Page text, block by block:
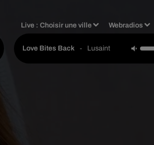
Live :Choisir une ville Webradios
Love Bites Back - Lusaint